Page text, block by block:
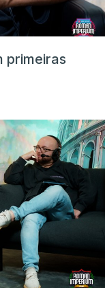
primeiras